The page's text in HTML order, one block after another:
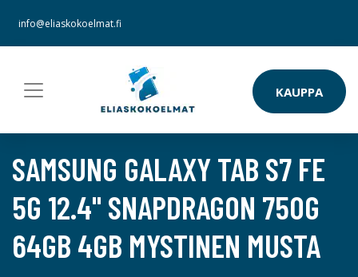
info@eliaskokoelmat.fi
KAUPPA
SAMSUNG GALAXY TAB S7 FE
5G 12.4" SNAPDRAGON 750G
64GB 4GB MYSTINEN MUSTA